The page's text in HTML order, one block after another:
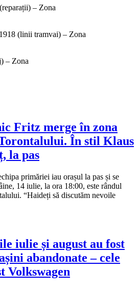
– Zona
(linii tramvai) – Zona
– Zona
Fritz merge în zona
În stil Klaus
la pas
primăriei iau orașul la pas și se
14 iulie, la ora 18:00, este rândul
“Haideți să discutăm nevoile
iulie și august au fost
abandonate – cele
Volkswagen